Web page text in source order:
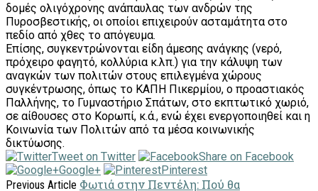
δομές ολιγόχρονης ανάπαυλας των ανδρών της
Πυροσβεστικής, οι οποίοι επιχειρούν ασταμάτητα στο
πεδίο από χθες το απόγευμα.
Επίσης, συγκεντρώνονται είδη άμεσης ανάγκης (νερό,
πρόχειρο φαγητό, κολλύρια κ.λπ.) για την κάλυψη των
αναγκών των πολιτών στους επιλεγμένα χώρους
συγκέντρωσης, όπως το ΚΑΠΗ Πικερμίου, ο προαστιακός
Παλλήνης, το Γυμναστήριο Σπάτων, στο εκπτωτικό χωριό,
σε αίθουσες στο Κορωπί, κ.ά., ενώ έχει ενεργοποιηθεί και η
Κοινωνία των Πολιτών από τα μέσα κοινωνικής
δικτύωσης.
Tweet on Twitter
Share on Facebook
Google+
Pinterest
Previous Article Φωτιά στην Πεντέλη: Πού θα